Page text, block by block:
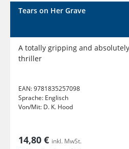
Tears on Her Grave
A totally gripping and
thriller
EAN:9781835257098
Sprache: Englisch
Von/Mit: D. K. Hood
14,80 € inkl. MwSt.